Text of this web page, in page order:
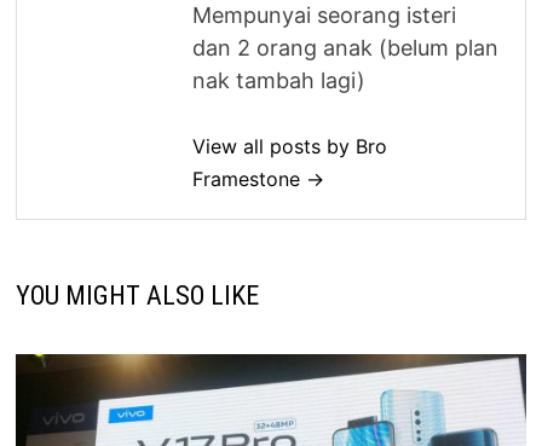
Mempunyai seorang isteri
dan 2 orang anak (belum plan
nak tambah lagi)
View all posts by Bro
Framestone →
YOU MIGHT ALSO LIKE